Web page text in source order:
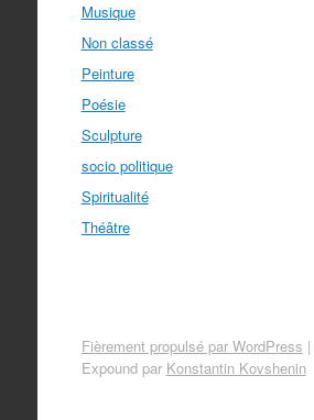
Musique
Non classé
Peinture
Poésie
Sculpture
socio politique
Spiritualité
Théâtre
Fièrement propulsé par WordPress |
Expound par Konstantin Kovshenin